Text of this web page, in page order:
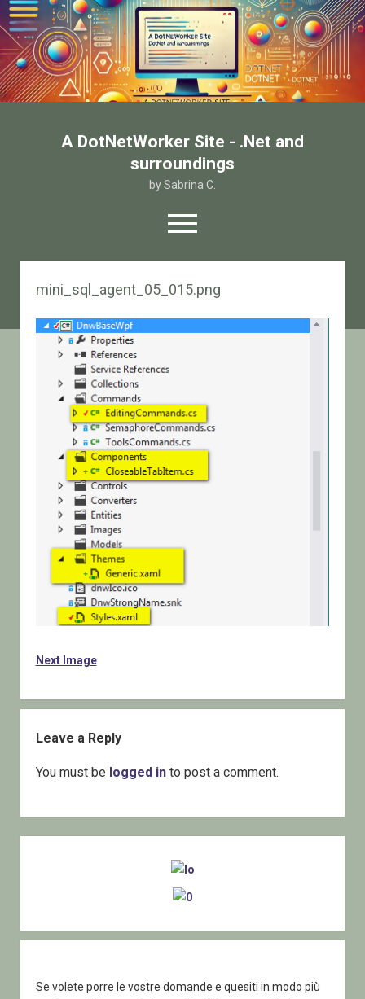
A DotNetWorker Site - .Net and
surroundings
by Sabrina C.
open
menu
twitterfacebook
email-form
Chi sono
mini_sql_agent_05_015.png
Next Image
Leave a Reply
You must be logged into post a comment.
Se volete porre le vostre domande e quesiti in modo più